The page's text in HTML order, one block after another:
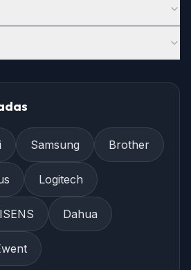
Samsung Brother
Logitech
Dahua